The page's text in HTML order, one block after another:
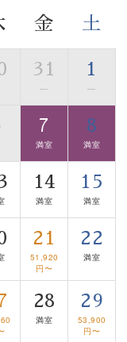
温泉の質を楽し
れるプライベー
が諏訪大社をご
利用ご希望の方
ございます
りません
史ある諏訪の街
金 土
31
—
1
—
7
満室
8
満室
14
満室
15
満室
21
51,920
円〜
22
満室
28
満室
29
53,900
円〜